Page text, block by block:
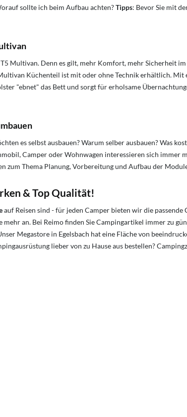
sollte ich beim Aufbau achten?Tipps: Bevor Sie mit
Multivan. Denn es gilt, mehr Komfort, mehr Sicherheit
Küchenteil ist mit oder ohne Technik erhältlich.
"ebnet" das Bett und sorgt für erholsame
es selbst ausbauen? Warum selber ausbauen? Was
Camper oder Wohnwagen interessieren sich immer
zum Thema Planung, Vorbereitung und Aufbau der
& Top Qualität!
auf Reisen sind - für jeden Camper bieten wir die
an. Bei Reimo finden Sie Campingartikel immer zu
Megastore in Egelsbach hat eine Fläche von
lieber von zu Hause aus bestellen?